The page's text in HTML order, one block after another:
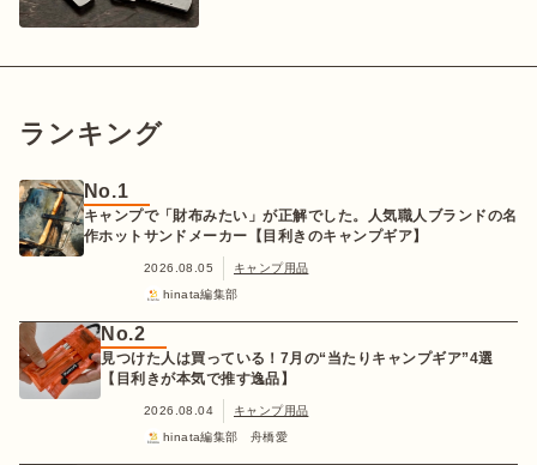
ランキング
No.1
キャンプで「財布みたい」が正解でした。人気職人ブランドの名
作ホットサンドメーカー【目利きのキャンプギア】
2026.08.05
キャンプ用品
hinata編集部
No.2
見つけた人は買っている！7月の“当たりキャンプギア”4選
【目利きが本気で推す逸品】
2026.08.04
キャンプ用品
hinata編集部 舟橋愛